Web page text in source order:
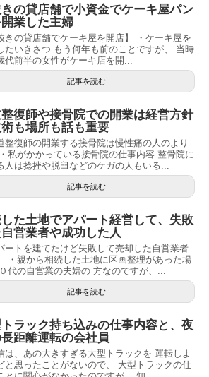
の貸店舗で小資金でケーキ屋パン
業した主婦
きの貸店舗でケーキ屋を開店】 ・ケーキ屋を
たいきさつ もう何年も前のことですが、 当時
代前半の女性がケーキ店を開...
記事を読む
復師や接骨院での開業は経営方針
も場所も話も重要
整復師の開業する接骨院は慢性痛の人のより
私がかかっている接骨院の仕事内容 整骨院に
人は捻挫や脱臼などのケガの人もいる...
記事を読む
た土地でアパート経営して、失敗
自営業者や成功した人
ートを建てたけど失敗して売却した自営業者
・親から相続した土地に区画整理があった場
代の自営業の夫婦の 方なのですが、...
記事を読む
ラック持ち込みの仕事内容と、夜
長距離運転の会社員
は、あの大きすぎる大型トラックを 運転しよ
と思ったことがないので、 大型トラックの仕